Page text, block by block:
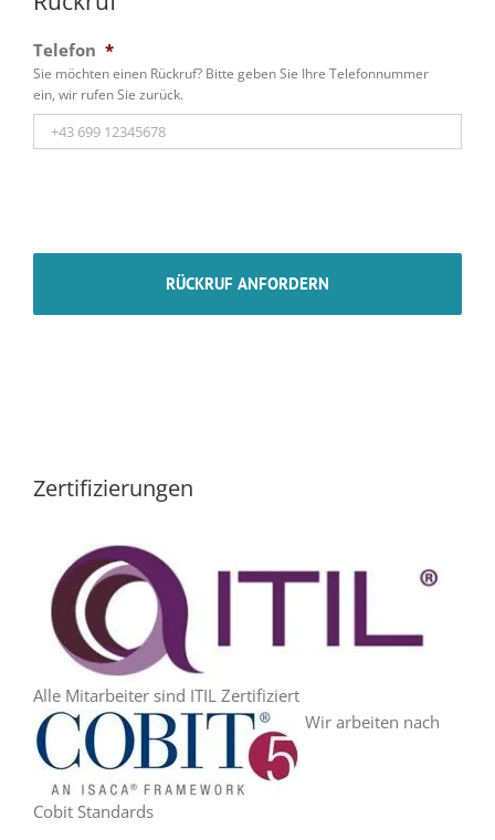
Telefon *
Sie möchten einen Rückruf? Bitte geben Sie Ihre Telefonnummer
ein, wir rufen Sie zurück.
Zertifizierungen
Alle Mitarbeiter sind ITIL Zertifiziert
Wir arbeiten nach
Cobit Standards